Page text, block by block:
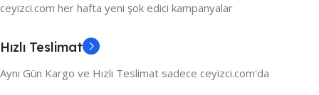
ceyizci.com her hafta yeni şok edici kampanyalar
Hızlı Teslimat
Aynı Gün Kargo ve Hızlı Teslimat sadece ceyizci.com'da